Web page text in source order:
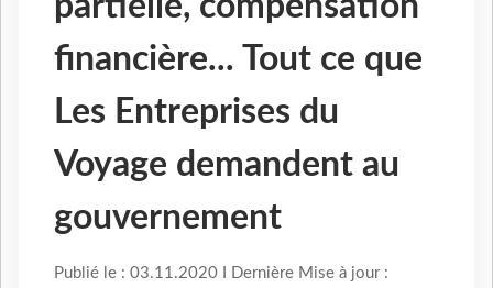
financière... Tout ce que
Les Entreprises du
Voyage demandent au
gouvernement
Publié le : 03.11.2020 I Dernière Mise à jour :